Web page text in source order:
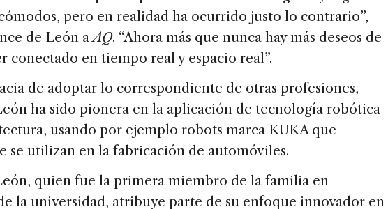
pero en realidad ha ocurrido justo lo contrario”,
de León aAQ. “Ahora más que nunca hay más deseos de
conectado en tiempo real y espacio real”.
de adoptar lo correspondiente de otras profesiones,
ha sido pionera en la aplicación de tecnología robótica
usando por ejemplo robots marca KUKA que
se utilizan en la fabricación de automóviles.
quien fue la primera miembro de la familia en
la universidad, atribuye parte de su enfoque innovador en